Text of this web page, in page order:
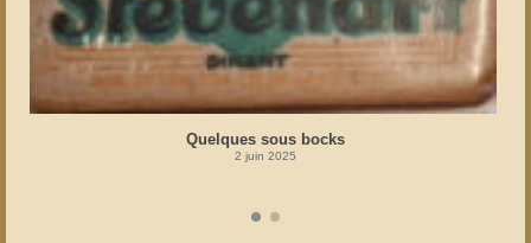
Quelques sous bocks
2 juin 2025